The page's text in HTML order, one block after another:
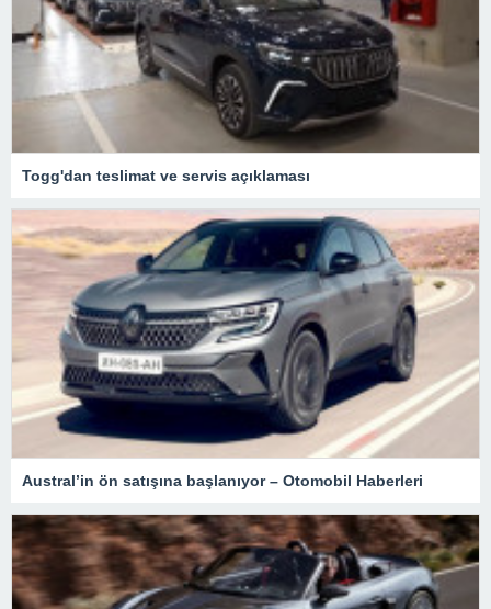
Togg'dan teslimat ve servis açıklaması
Austral’in ön satışına başlanıyor – Otomobil Haberleri